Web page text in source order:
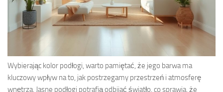
Wybierając kolor podłogi, warto pamiętać, że jego barwa ma
kluczowy wpływ na to, jak postrzegamy przestrzeń i atmosferę
wnętrza. Jasne podłogi potrafią odbijać światło, co sprawia, że